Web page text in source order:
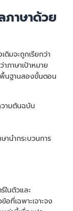
ภาษาด้วย
ดิมจะถูกเรียกว่า
ภาษาเป้าหมาย
พื้นฐานสองขั้นตอน
ามต้นฉบับ
านำกระบวนการ
ในตัวและ
ที่เฉพาะเจาะจง